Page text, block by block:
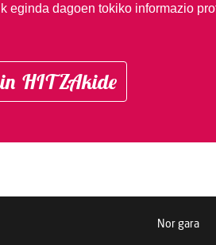
eginda dagoen tokiko informazio
HITZAkide
Nor gara